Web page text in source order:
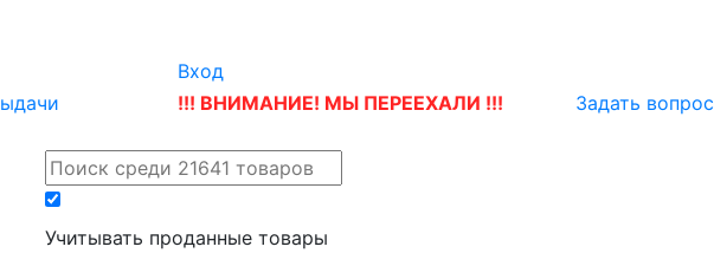
Вход
!!! ВНИМАНИЕ! МЫ ПЕРЕЕХАЛИ !!! Задать вопрос
Учитывать проданные товары